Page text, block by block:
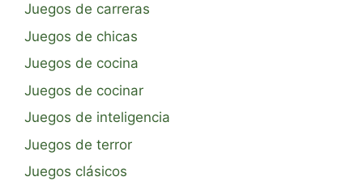
Juegos de carreras
Juegos de chicas
Juegos de cocina
Juegos de cocinar
Juegos de inteligencia
Juegos de terror
Juegos clásicos